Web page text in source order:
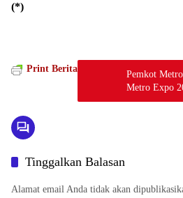
(*)
Print Berita
Pemkot
Metro Expo
Tinggalkan Balasan
Alamat email Anda tidak akan